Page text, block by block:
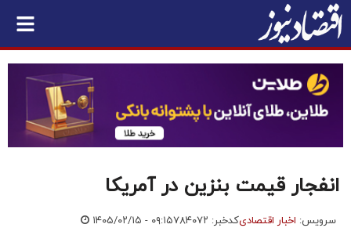
انفجار قیمت بنزین در آمریکا
سرویس: اخبار اقتصادیکدخبر: ۷۸۴۰۷۲ ۱۴۰۵/۰۲/۱۵ - ۰۹:۱۵